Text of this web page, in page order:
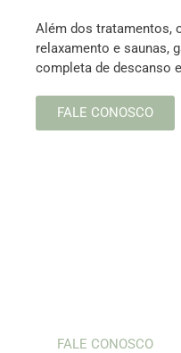
Além dos tratamentos,
relaxamento e saunas,
completa de descanso
FALE CONOSCO
FALE CONOSCO